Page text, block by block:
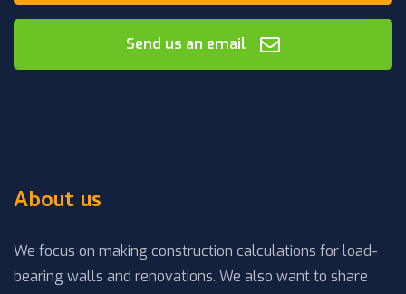
Send us an email
About us
We focus on making construction calculations for load-
bearing walls and renovations. We also want to share